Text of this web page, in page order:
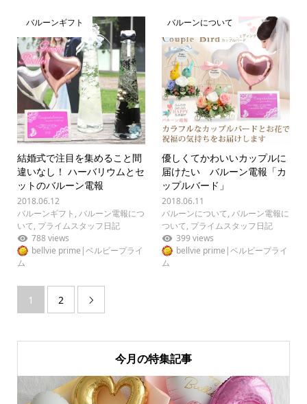
バルーンギフト
結婚式で注目を集めること間
違いなし！ ハーバリウムとセ
ットのバルーン電報
2018.06.12
バルーンギフト , バルーン電報につ
いて, プライムスタッフ日記
788 views
bellvie prime|ベルビープライ
ム
バルーンについて
優しくてかわいいカップルに
届けたい バルーン電報「カ
ップルバード」
2018.06.11
バルーンについて,バルーン電報に
ついて, プライムスタッフ日記
399 views
bellvie prime|ベルビープライ
ム
1 2 
今月の特集記事